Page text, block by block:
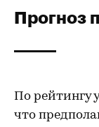
Прогноз
По рейтингу
что